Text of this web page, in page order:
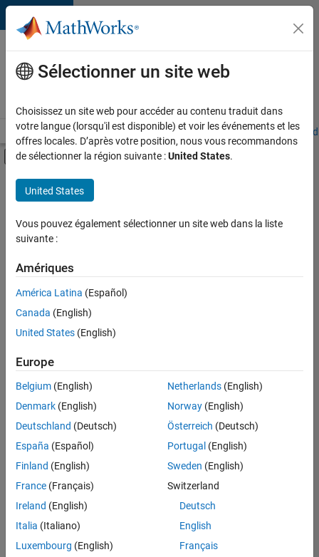
Passer au contenu
Votre
carrière
chez
Accueil Explorer nos opportunités Adresses de nos bureaux
Activer/désactiver l'affichage du menu
Contenu principal
FILTRER PAR
Programme destiné aux nouvelles carrières (EDG)
Support avancé
Applications et outils commerciaux
Actuellement,
aucune
offre
d'emploi
correspondant
à vos
critères
de
recherche.
Vous
pouvez
élargir
votre
recherche
ou
afficher
l’ensemble
Sélectionner un site web
Choisissez un site web pour accéder au contenu traduit dans
votre langue (lorsqu'il est disponible) et voir les événements et les
offres locales. D’après votre position, nous vous recommandons
de sélectionner la région suivante :United States.
United States
Vous pouvez également sélectionner un site web dans la liste
suivante :
Amériques
América Latina (Español)
Canada (English)
United States (English)
Europe
Belgium (English)
Denmark (English)
Deutschland (Deutsch)
España (Español)
Finland (English)
France (Français)
Ireland (English)
Italia (Italiano)
Luxembourg (English)
Netherlands(English)
Norway(English)
Österreich (Deutsch)
Portugal (English)
Sweden (English)
Switzerland
Deutsch
English
Français